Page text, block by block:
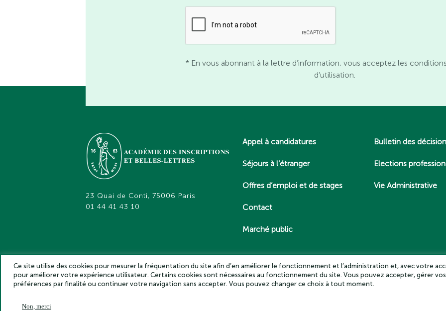
* En vous abonnant à la lettre d’information, vous acceptez les
d’utilisation.
23 Quai de Conti, 75006 Paris
01 44 41 43 10
Appel à candidatures
Séjours à l’étranger
Offres d’emploi et de stages
Contact
Marché public
Bulletin des
Elections
Vie Administrative
Académie des inscriptions et belles lettres – Tous droits réservés 2025 Politique de confidentialité
Ce site utilise des cookies pour mesurer la fréquentation du site afin d’en améliorer le fonctionnement et l’administration et, avec votre
pour améliorer votre expérience utilisateur. Certains cookies sont nécessaires au fonctionnement du site. Vous pouvez accepter, gérer vos
préférences par finalité ou continuer votre navigation sans accepter. Vous pouvez changer ce choix à tout moment.
Non, merci